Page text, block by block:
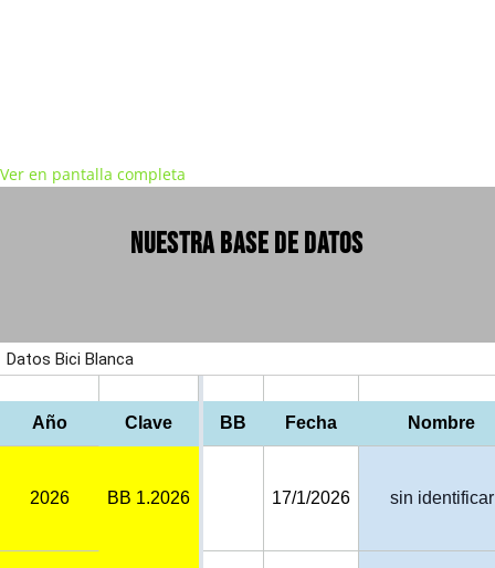
Ver en pantalla completa
NUESTRA BASE DE DATOS